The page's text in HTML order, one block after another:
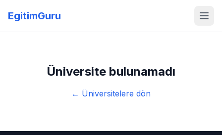
EgitimGuru
Üniversite bulunamadı
← Üniversitelere dön